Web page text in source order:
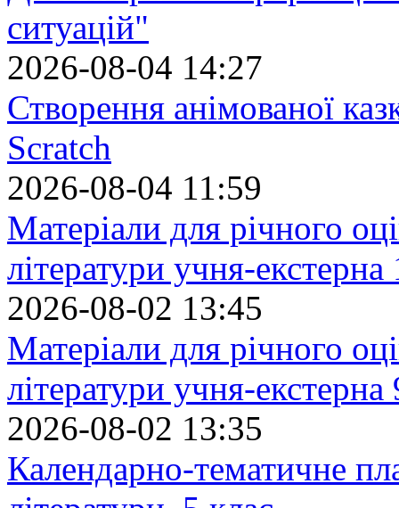
ситуацій"
2026-08-04 14:27
Створення анімованої
Scratch
2026-08-04 11:59
Матеріали для річного
літератури учня-екстерна
2026-08-02 13:45
Матеріали для річного
літератури учня-екстерна
2026-08-02 13:35
Календарно-тематичне